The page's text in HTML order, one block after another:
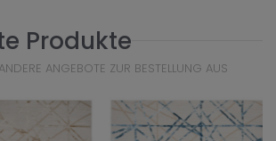
Produkte
ANGEBOTE ZUR BESTELLUNG AUS